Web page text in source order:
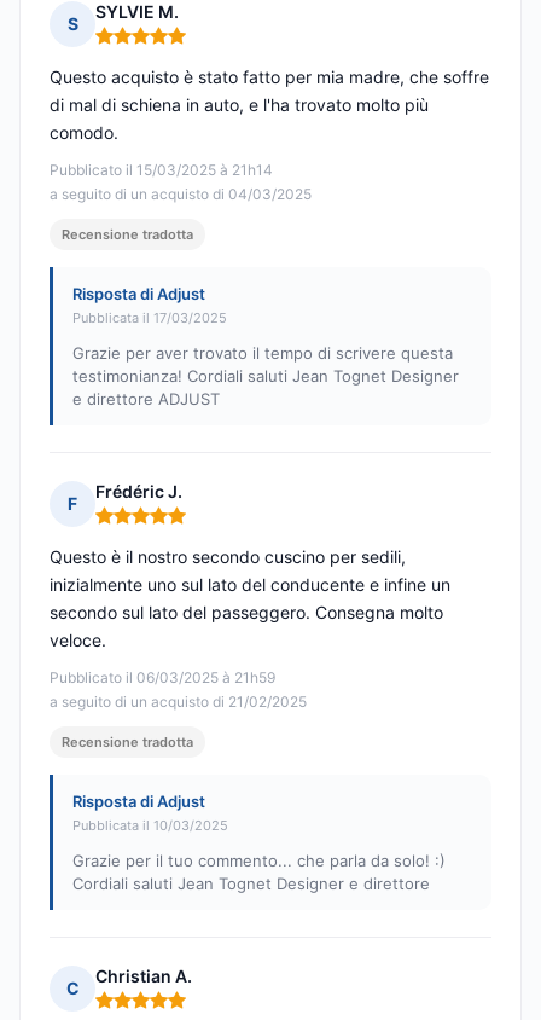
S
SYLVIE M.
Nota: 5 su 5
Pubblicato il 15/03/2025 à 21h14
a seguito di un acquisto di 04/03/2025
Questo acquisto è stato fatto per mia madre, che soffre
di mal di schiena in auto, e l'ha trovato molto più
comodo.
Recensione tradotta
Risposta di Adjust
Pubblicata il 17/03/2025
Grazie per aver trovato il tempo di scrivere questa
testimonianza! Cordiali saluti Jean Tognet Designer
e direttore ADJUST
F
Frédéric J.
Nota: 5 su 5
Pubblicato il 06/03/2025 à 21h59
a seguito di un acquisto di 21/02/2025
Questo è il nostro secondo cuscino per sedili,
inizialmente uno sul lato del conducente e infine un
secondo sul lato del passeggero. Consegna molto
veloce.
Recensione tradotta
Risposta di Adjust
Pubblicata il 10/03/2025
Grazie per il tuo commento... che parla da solo! :)
Cordiali saluti Jean Tognet Designer e direttore
C
Christian A.
Nota: 5 su 5